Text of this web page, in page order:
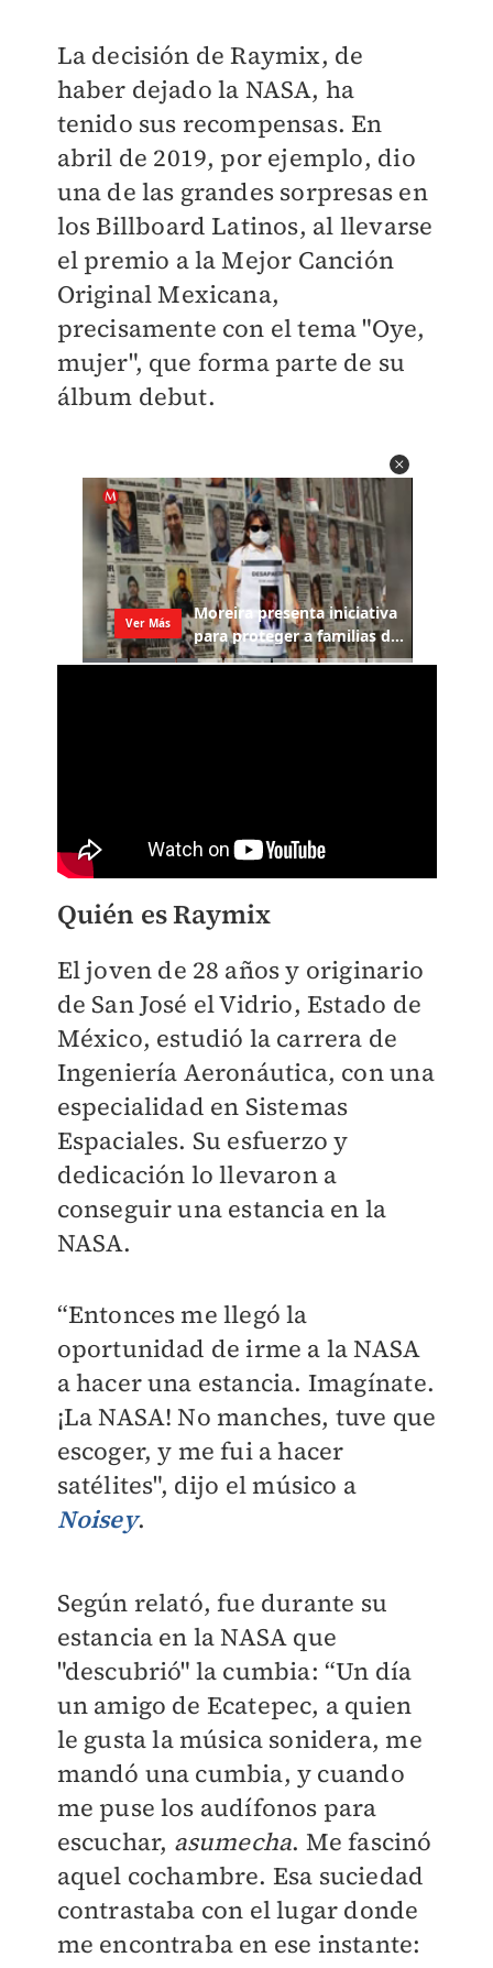
La decisión de Raymix, de
haber dejado la NASA, ha
tenido sus recompensas. En
abril de 2019, por ejemplo, dio
una de las grandes sorpresas en
los Billboard Latinos, al llevarse
el premio a la Mejor Canción
Original Mexicana,
precisamente con el tema "Oye,
mujer", que forma parte de su
álbum debut.
Quién es Raymix
El joven de 28 años y originario
de San José el Vidrio, Estado de
México, estudió la carrera de
Ingeniería Aeronáutica, con una
especialidad en Sistemas
Espaciales. Su esfuerzo y
dedicación lo llevaron a
conseguir una estancia en la
NASA.
“Entonces me llegó la
oportunidad de irme a la NASA
a hacer una estancia. Imagínate.
¡La NASA! No manches, tuve que
escoger, y me fui a hacer
satélites", dijo el músico a
Noisey.
Según relató, fue durante su
estancia en la NASA que
"descubrió" la cumbia: “Un día
un amigo de Ecatepec, a quien
le gusta la música sonidera, me
mandó una cumbia, y cuando
me puse los audífonos para
escuchar, asumecha. Me fascinó
aquel cochambre. Esa suciedad
contrastaba con el lugar donde
me encontraba en ese instante: